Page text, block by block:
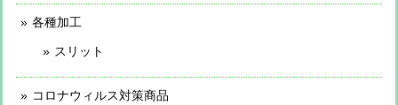
各種加工
スリット
コロナウィルス対策商品